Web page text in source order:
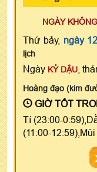
NGÀY
Thứ bảy, ngày
lịch
Ngày KỶ DẬU ,
Hoàng đạo (kim
GIỜ TỐT
Tí (23:00-
(11:00-